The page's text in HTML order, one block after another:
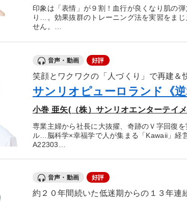
印象は「表情」が９割！血行が良くなり肌の
り…。効果抜群のトレーニング法を実習をま
せん。…
音声・動画 好評
笑顔とワクワクの「人づくり」で再建＆
サンリオピューロランド《逆
小巻 亜矢(（株）サンリオエンターテイ
専業主婦から社長に大抜擢、奇跡のＶ字回復
ル…脳科学×幸福学で人が集まる「Kawaii」経
A22303…
音声・動画 好評
約２０年間続いた低迷期からの１３年連